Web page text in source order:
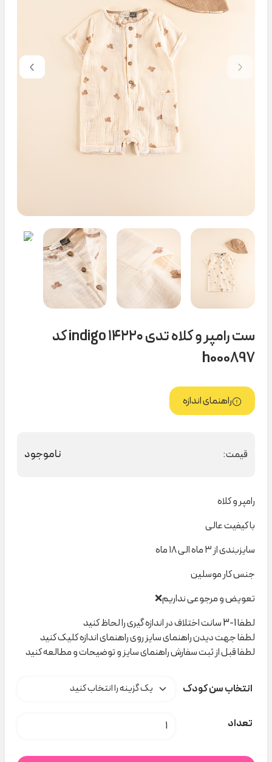
ست رامپر و کلاه تدی ۱۴۲۲۰ indigo کد
h000897
راهنمای اندازه
قیمت: ناموجود
رامپر و کلاه
با کیفیت عالی
سایزبندی از ۳ ماه الی ۱۸ ماه
جنس کار موسلین
تعویض و مرجوعی نداریم❌
لطفا 1-3 سانت اختلاف در اندازه گیری را لحاظ کنید
لطفا جهت دیدن راهنمای سایز روی راهنمای اندازه کلیک کنید
لطفا قبل از ثبت سفارش راهنمای سایز و توضیحات و مطالعه کنید
انتخاب سن کودک
تعداد ست رامپر و کلاه تدی ۱۴۲۲۰ indigo کد h000897 عدد